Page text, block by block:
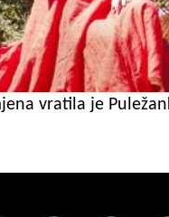
vratila je